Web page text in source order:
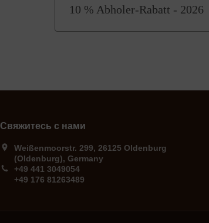
10 % Abholer-Rabatt - 2026
Свяжитесь с нами
Weißenmoorstr. 299, 26125 Oldenburg
(Oldenburg), Germany
+49 441 3049054
+49 176 81263489